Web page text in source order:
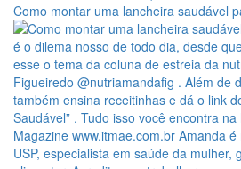
Como montar uma lancheira saudável